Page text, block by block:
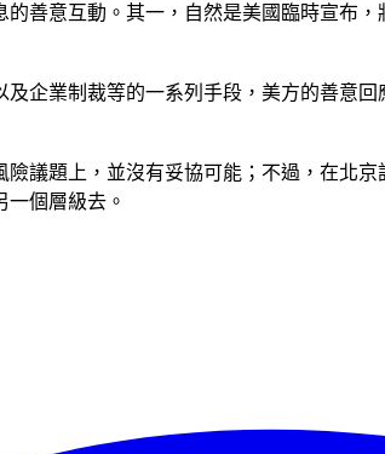
善意互動。其一，自然是美國臨時宣布
企業制裁等的一系列手段，美方的善意
議題上，並沒有妥協可能；不過，在北
個層級去。